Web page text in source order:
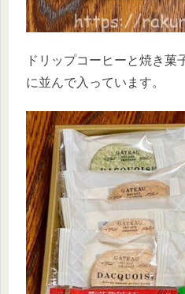
ドリップコーヒーと焼き菓
に並んで入っています。